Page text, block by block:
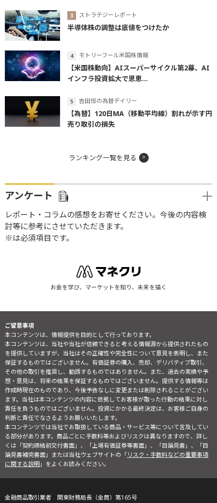
ストラテジーレポート
半導体株の調整は底値をつけたか
モトリーフール米国株情報
【米国株動向】AIスーパーサイクル第2幕、AI
インフラ投資拡大で恩恵...
吉田恒の為替デイリー
【為替】120日MA（移動平均線）割れが示す円
売り取引の損失
ランキング一覧を見る
アンケート
レポート・コラムの感想をお寄せください。今後の内容検
討等に参考にさせていただきます。
※は必須項目です。
お金を学び、マーケットを知り、未来を描く
ご留意事項
本コンテンツは、情報提供を目的として行っております。
本コンテンツは、当社や当社が信頼できると考える情報源から提供されたもの
を提供していますが、当社はその正確性や完全性について意見を表明し、また
保証するものではございません。有価証券の購入、売却、デリバティブ取引、
その他の取引を推奨し、勧誘するものではありません。また、過去の実績や予
想・意見は、将来の結果を保証するものではございません。提供する情報等は
作成時現在のものであり、今後予告なしに変更または削除されることがござい
ます。当社は本コンテンツの内容に依拠してお客様が取った行動の結果に対し
責任を負うものではございません。投資にかかる最終決定は、お客様ご自身の
判断と責任でなさるようお願いいたします。
本コンテンツでは当社でお取扱している商品・サービス等について言及してい
る部分があります。商品ごとに手数料等およびリスクは異なりますので、詳し
くは「契約締結前交付書面」、「上場有価証券等書面」、「目論見書」、「目
論見書補完書面」または当社ウェブサイトの「リスク・手数料などの重要事項
に関する説明」をよくお読みください。
金融商品取引業者 関東財務局長（金商）第165号